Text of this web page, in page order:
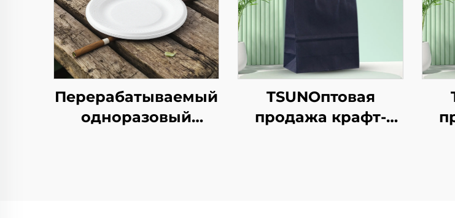
Перерабатываемый
одноразовый
TSUNОптовая
продажа крафт-